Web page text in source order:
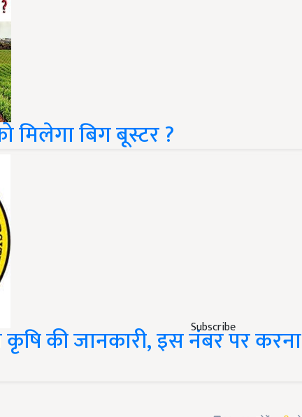
Subscribe
मिलेगा बिग बूस्टर ?
की जानकारी, इस नंबर पर करना